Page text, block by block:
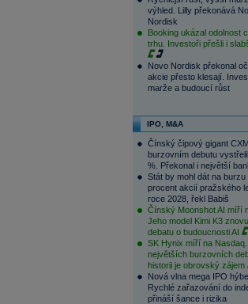
výhled. Lilly překonává
Nordisk
Booking ukázal odolnost
trhu. Investoři přešli i
Novo Nordisk překonal
akcie přesto klesají.
marže a budoucí růst
IPO, M&A
Čínský čipový gigant
burzovním debutu
%. Překonal i největší
Stát by mohl dát na burzu
procent akcií pražského
roce 2028, řekl Babiš
Čínský Moonshot AI míří
Jeho model Kimi K3
debatu o budoucnosti AI
SK Hynix míří na
největších burzovních
historii je obrovský zájem
Nová vlna mega IPO
Rychlé zařazování do
přináší šance i rizika